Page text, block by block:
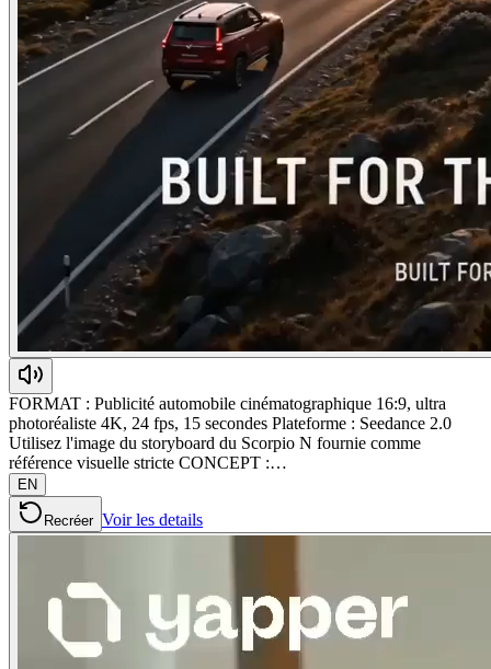
FORMAT : Publicité automobile cinématographique 16:9, ultra
photoréaliste 4K, 24 fps, 15 secondes Plateforme : Seedance 2.0
Utilisez l'image du storyboard du Scorpio N fournie comme
référence visuelle stricte CONCEPT :…
EN
Recréer Voir les details